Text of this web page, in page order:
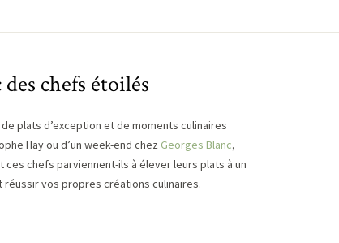
des chefs étoilés
plats d’exception et de moments culinaires
Hay ou d’un week-end chez Georges Blanc,
chefs parviennent-ils à élever leurs plats à un
réussir vos propres créations culinaires.